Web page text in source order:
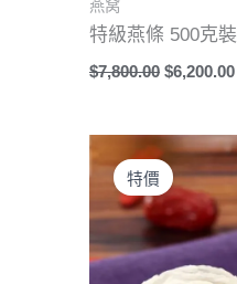
燕窝
特級燕條 500克裝
$7,800.00 $6,200.00
特價